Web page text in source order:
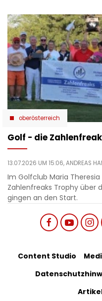
oberösterreich
Golf - die
13.07.2026 UM 15:06,ANDREAS
Im Golfclub Maria
Zahlenfreaks Trophy über
gingen an den Start.
links
menu
Footer
Bottom
Content Studio